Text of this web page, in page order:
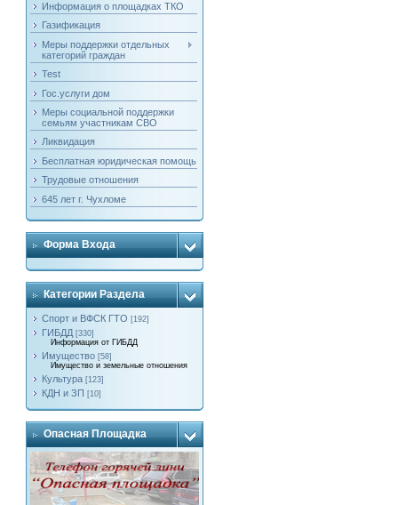
Информация о площадках ТКО
Газификация
Меры поддержки отдельных
категорий граждан
Test
Гос.услуги дом
Меры социальной поддержки
семьям участникам СВО
Ликвидация
Бесплатная юридическая помощь
Трудовые отношения
645 лет г. Чухломе
Форма Входа
Категории Раздела
Спорт и ВФСК ГТО [192]
ГИБДД [330]
Информация от ГИБДД
Имущество [58]
Имущество и земельные отношения
Культура [123]
КДН и ЗП [10]
Опасная Площадка